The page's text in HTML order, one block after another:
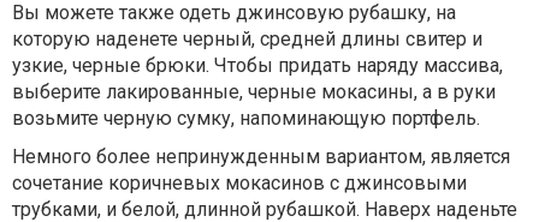
Вы можете также одеть джинсовую рубашку, на
которую наденете черный, средней длины свитер и
узкие, черные брюки. Чтобы придать наряду массива,
выберите лакированные, черные мокасины, а в руки
возьмите черную сумку, напоминающую портфель.
Немного более непринужденным вариантом, является
сочетание коричневых мокасинов с джинсовыми
трубками, и белой, длинной рубашкой. Наверх наденьте